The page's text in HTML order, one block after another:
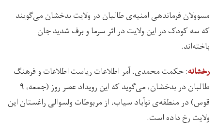
مسوولان فرماندهی امنیه‌ی طالبان در ولایت بدخشان می‌گویند
که سه کودک در این ولایت در اثر سرما و برف شدید جان
باخته‌اند.
رخشانه: حکمت محمدی، آمر اطلاعات ریاست اطلاعات و فرهنگ
طالبان در بدخشان، می‌گوید که این رویداد عصر روز (جمعه، ۹
قوس) در منطقه‌ی نوآباد سیاب، از مربوطات ولسوالی راغستان این
ولایت رخ داده است.